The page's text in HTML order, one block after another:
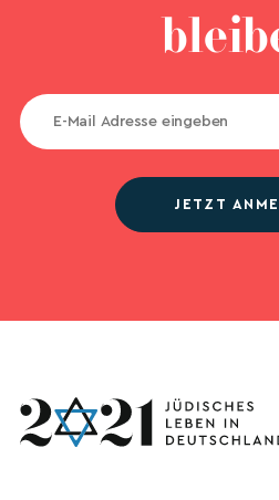
JETZT